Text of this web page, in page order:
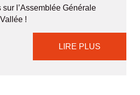
sur l’Assemblée Générale
!
LIRE PLUS